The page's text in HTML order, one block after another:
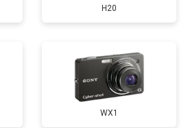
H20
WX1